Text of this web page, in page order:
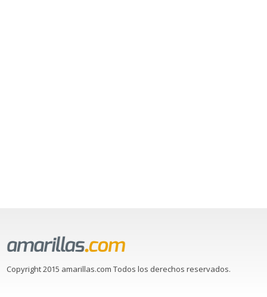
Copyright 2015 amarillas.com Todos los derechos reservados.